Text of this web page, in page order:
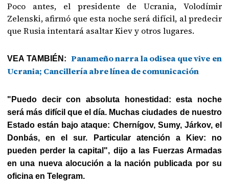
Poco antes, el presidente de Ucrania, Volodímir
Zelenski, afirmó que esta noche será difícil, al predecir
que Rusia intentará asaltar Kiev y otros lugares.
VEA TAMBIÉN: Panameño narra la odisea que vive en
Ucrania; Cancillería abre línea de comunicación
"Puedo decir con absoluta honestidad: esta noche
será más difícil que el día. Muchas ciudades de nuestro
Estado están bajo ataque: Chernígov, Sumy, Járkov, el
Donbás, en el sur. Particular atención a Kiev: no
pueden perder la capital", dijo a las Fuerzas Armadas
en una nueva alocución a la nación publicada por su
oficina en Telegram.